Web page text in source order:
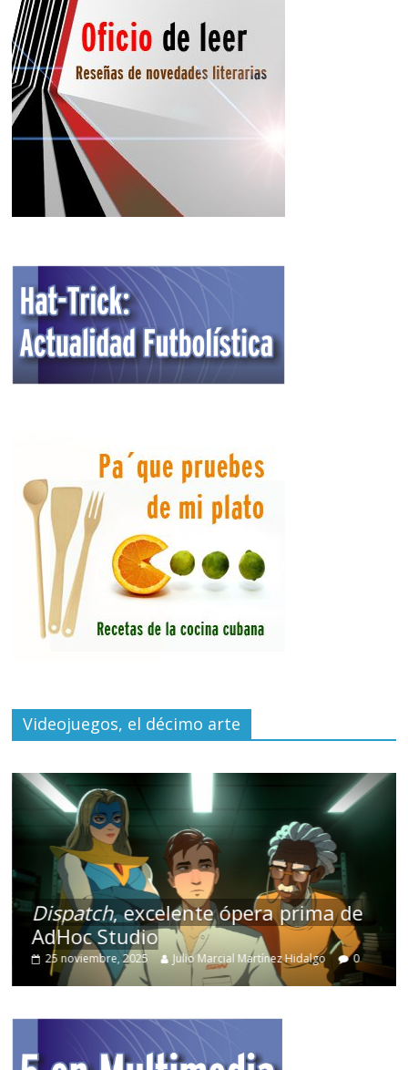
Videojuegos, el décimo arte
Dispatch, excelente ópera prima de
AdHoc Studio
25 noviembre, 2025 Julio Marcial Martínez Hidalgo 0